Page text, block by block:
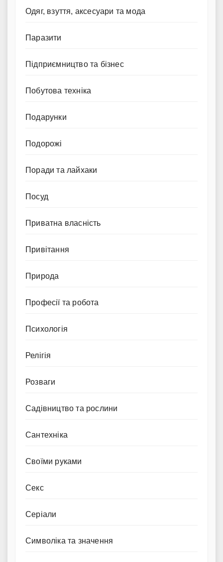
Одяг, взуття, аксесуари та мода
Паразити
Підприємництво та бізнес
Побутова техніка
Подарунки
Подорожі
Поради та лайхаки
Посуд
Приватна власність
Привітання
Природа
Професії та робота
Психологія
Релігія
Розваги
Садівництво та рослини
Сантехніка
Своїми руками
Секс
Серіали
Символіка та значення